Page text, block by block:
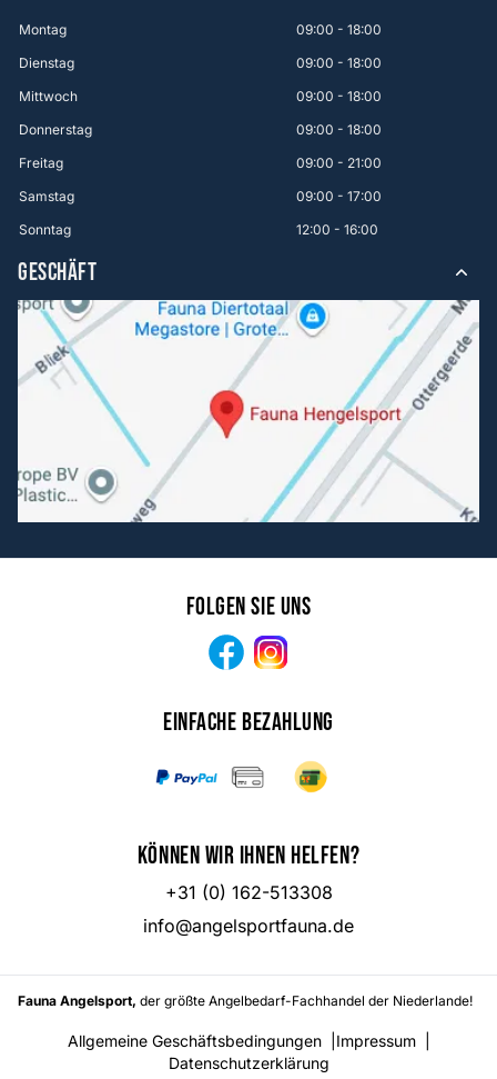
Montag
09:00 - 18:00
Dienstag
09:00 - 18:00
Mittwoch
09:00 - 18:00
Donnerstag
09:00 - 18:00
Freitag
09:00 - 21:00
Samstag
09:00 - 17:00
Sonntag
12:00 - 16:00
GESCHÄFT
Folgen Sie uns
Facebook
Einfache Bezahlung
Können wir Ihnen helfen?
+31 (0) 162-513308
info@angelsportfauna.de
Fauna Angelsport, der größte Angelbedarf-Fachhandel der Niederlande!
Allgemeine Geschäftsbedingungen Impressum
Datenschutzerklärung